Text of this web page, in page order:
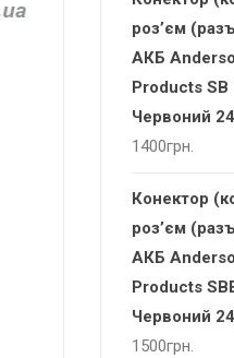
роз’єм
АКБ
Products
Червоний
1400грн.
Конектор
роз’єм
АКБ
Products
Червоний
1500грн.